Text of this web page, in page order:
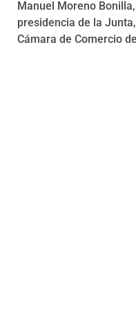
Manuel Moreno
presidencia de la
Cámara de Comercio